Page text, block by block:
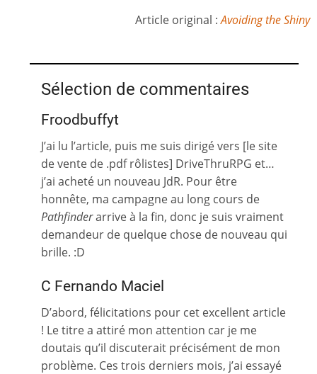
Article original :Avoiding the Shiny
Sélection de commentaires
Froodbuffyt
J’ai lu l’article, puis me suis dirigé vers [le site
de vente de .pdf rôlistes] DriveThruRPG et…
j’ai acheté un nouveau JdR. Pour être
honnête, ma campagne au long cours de
Pathfinderarrive à la fin, donc je suis vraiment
demandeur de quelque chose de nouveau qui
brille. :D
C Fernando Maciel
D’abord, félicitations pour cet excellent article
! Le titre a attiré mon attention car je me
doutais qu’il discuterait précisément de mon
problème. Ces trois derniers mois, j’ai essayé